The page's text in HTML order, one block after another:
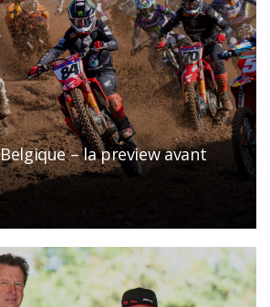
– la preview avant